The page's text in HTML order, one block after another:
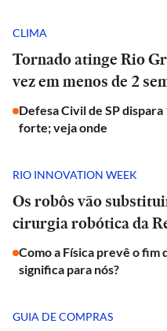
CLIMA
Tornado atinge Rio
vez em menos de 2
Defesa Civil de SP
forte; veja onde
RIO INNOVATION WEEK
Os robôs vão
cirurgia robótica da
Como a Física prevê o fim
significa para nós?
GUIA DE COMPRAS